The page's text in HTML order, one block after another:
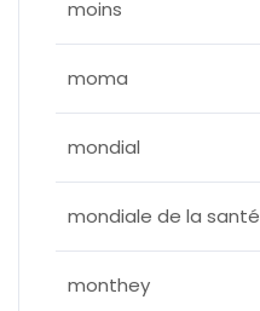
moins
moma
mondial
mondiale de la santé
monthey